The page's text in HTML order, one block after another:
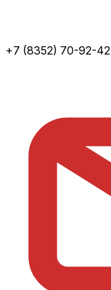
+7 (8352) 70-92-42